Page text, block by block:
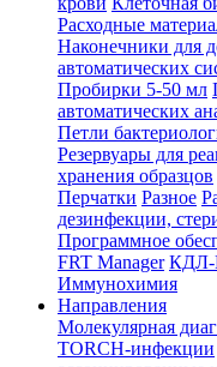
Расходные
Наконечники для
автоматических
Пробирки 5-50 мл
автоматических
Петли
Резервуары для
хранения образцов
Перчатки Разное
дезинфекции,
Программное
FRT Manager
Иммунохимия
Направления
Молекулярная
TORCH-инфекции